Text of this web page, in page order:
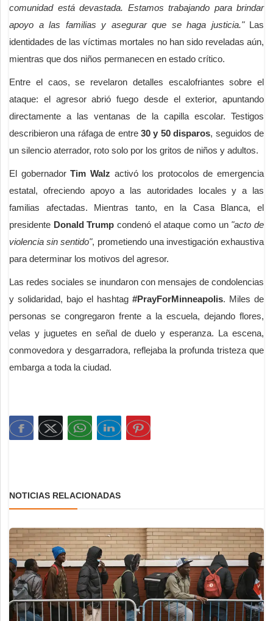
comunidad está devastada. Estamos trabajando para brindar
apoyo a las familias y asegurar que se haga justicia."Las
identidades de las víctimas mortales no han sido reveladas aún,
mientras que dos niños permanecen en estado crítico.
Entre el caos, se revelaron detalles escalofriantes sobre el
ataque: el agresor abrió fuego desde el exterior, apuntando
directamente a las ventanas de la capilla escolar. Testigos
describieron una ráfaga de entre 30 y 50 disparos, seguidos de
un silencio aterrador, roto solo por los gritos de niños y adultos.
El gobernadorTim Walz activó los protocolos de emergencia
estatal, ofreciendo apoyo a las autoridades locales y a las
familias afectadas. Mientras tanto, en la Casa Blanca, el
presidente Donald Trump condenó el ataque como un "acto de
violencia sin sentido", prometiendo una investigación exhaustiva
para determinar los motivos del agresor.
Las redes sociales se inundaron con mensajes de condolencias
y solidaridad, bajo el hashtag #PrayForMinneapolis. Miles de
personas se congregaron frente a la escuela, dejando flores,
velas y juguetes en señal de duelo y esperanza. La escena,
conmovedora y desgarradora, reflejaba la profunda tristeza que
embarga a toda la ciudad.
NOTICIAS RELACIONADAS